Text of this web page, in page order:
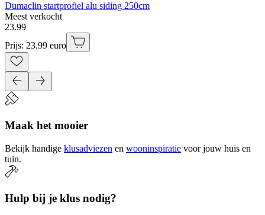
Dumaclin startprofiel alu siding 250cm
Meest verkocht
23.99
Prijs: 23.99 euro
Maak het mooier
Bekijk handige klusadviezen en wooninspiratie voor jouw huis en
tuin.
Hulp bij je klus nodig?